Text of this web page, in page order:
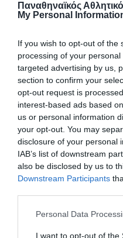
Παναθηναϊκός
My Personal
If you wish to opt-out of the
processing of your
targeted advertising by us,
section to confirm your
opt-out request is
interest-based ads based
us or personal information
your opt-out. You may
disclosure of your personal
IAB’s list of downstream
also be disclosed by us to
Downstream Participants
Please note that this
not limited to your visit or
Personal Data
I want to opt-out of the
Σαρωτική
«πράσινη»
Ένα ονειρικό αγωνιστικό
Σκοπευτήριο Βύρωνα.